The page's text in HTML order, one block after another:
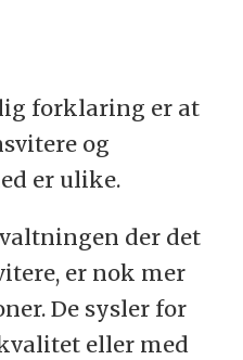
forklaring er at
og
er ulike.
der det
er nok mer
De sysler for
eller med